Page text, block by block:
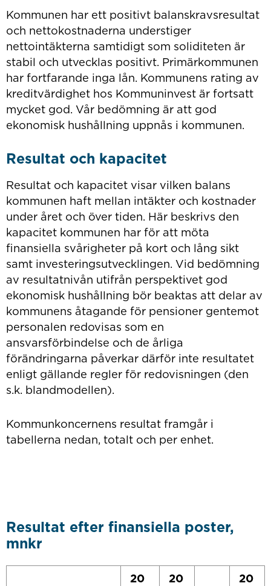
Kommunen har ett positivt balanskravsresultat
och nettokostnaderna understiger
nettointäkterna samtidigt som soliditeten är
stabil och utvecklas positivt. Primärkommunen
har fortfarande inga lån. Kommunens rating av
kreditvärdighet hos Kommuninvest är fortsatt
mycket god. Vår bedömning är att god
ekonomisk hushållning uppnås i kommunen.
Resultat och kapacitet
Resultat och kapacitet visar vilken balans
kommunen haft mellan intäkter och kostnader
under året och över tiden. Här beskrivs den
kapacitet kommunen har för att möta
finansiella svårigheter på kort och lång sikt
samt investeringsutvecklingen. Vid bedömning
av resultatnivån utifrån perspektivet god
ekonomisk hushållning bör beaktas att delar av
kommunens åtagande för pensioner gentemot
personalen redovisas som en
ansvarsförbindelse och de årliga
förändringarna påverkar därför inte resultatet
enligt gällande regler för redovisningen (den
s.k. blandmodellen).
Kommunkoncernens resultat framgår i
tabellerna nedan, totalt och per enhet.
Resultat efter finansiella poster,
mnkr
20
20
20